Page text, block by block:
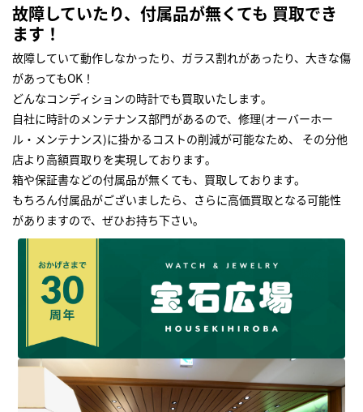
故障していたり、付属品が無くても 買取でき
ます！
故障していて動作しなかったり、ガラス割れがあったり、大きな傷
があってもOK！
どんなコンディションの時計でも買取いたします｡
自社に時計のメンテナンス部門があるので、修理(オーバーホー
ル・メンテナンス)に掛かるコストの削減が可能なため、 その分他
店より高額買取りを実現しております｡
箱や保証書などの付属品が無くても、買取しております。
もちろん付属品がございましたら、さらに高価買取となる可能性
がありますので、ぜひお持ち下さい｡